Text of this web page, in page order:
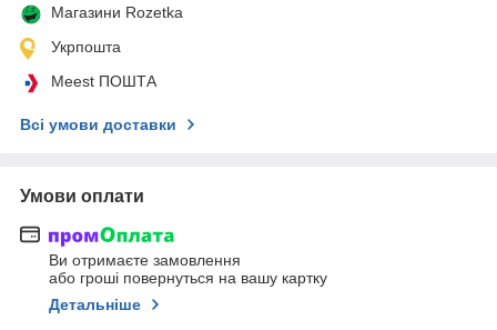
Магазини Rozetka
Укрпошта
Meest ПОШТА
Всі умови доставки
Умови оплати
Ви отримаєте замовлення
або гроші повернуться на вашу картку
Детальніше